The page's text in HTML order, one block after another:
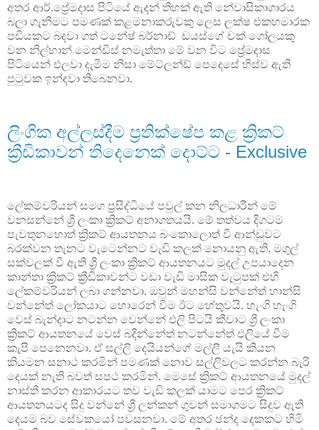
අතර ආර්.ප්‍රේමදාස පිටියේ ඇදන් තිහක් ඇති නේවාසිකාගාරය
බලා ගැනීමට පමණක් කළමනාකරුවකු ලෙස ලක්ෂ එකහමාරක
පඩියකට බදවා ගත් ටනේෂ් බර්නාඩ් ඩයස්ගේ චක් ගෝලයකු
වන නිල්හාන් මෙන්ඩිස් නමැත්තා මේ වන විට ප්‍රේමදාස
පිටියෙන් එලවා දැමීම නිසා මේට්ලන්ඩ් පෙදෙසේ හිස්ව ඇති
පුටුවක ඉන්දවා තිබෙනවා.
ලිංගික අල්ලස්දීම ප්‍රතික්ෂේප කළ ක්‍රිකට්
ක්‍රීඩිකාවන් තිදෙනෙක් දොට්ට - Exclusive
ලේකම්වරියන් සමග ප්‍රසිද්ධියේ පවුල් කන නිලධාරීන් මේ
වනසන්නේ ශ්‍රී ලංකා ක්‍රිකට් අනාගතයයි. මේ තත්වය දිගටම
පැවතුනහොත් ක්‍රිකට් ආයතනය බංකොලොත් වී ආන්ඩුවට
බරක්වන තැනට වැටෙන්නට වැඩි කලක් නොයනු ඇති. මගුල්
සක්වලක් වී ඇති ශ්‍රී ලංකා ක්‍රිකට් ආයතනයට මුදල් උපයාදෙන
කාන්තා ක්‍රිකට් ක්‍රීඩිකාවන්ට වඩා වැඩි මාසික වැටුපක් එහි
ලේකම්වරියන් ලබා ගන්නවා. ඔවුන් මහන්සි වන්නේත් හාන්සි
වන්නේත් ලෝකයාට හොරෙන් වීම ඊට හේතුවයි. හැංගි හැංගි
වෙස් බැන්දාට නටන්න වෙන්නේ එලි පිටයි කීවාට ශ්‍රී ලංකා
ක්‍රිකට් ආයතනයේ වෙස් බදින්නේත් නටන්නේත් එලියේ වීම
කැපී පෙනෙනවා. ඒ සල්ලි දෙයියන්ගේ මල්ලි යැයි කියන
කියමන සනාථ කරමින් පමණක් නොව සල්ලිවලට කරන්න බැරි
දෙයක් නැති බවත් සපථ කරමින්. මෙසේ ක්‍රිකට් ආයතනයේ මුදල්
නාස්ති කරන ආකාරයට තව වැඩි කලක් යාමට පෙර ක්‍රිකට්
ආයතනයටද සිදු වන්නේ ශ්‍රී ලන්කන් ගුවන් සමාගමට සිදුව ඇති
දෙයම බව සේවකයෝ පවසනවා. මේ අතර ඡන්ද දෙකකට හිමි